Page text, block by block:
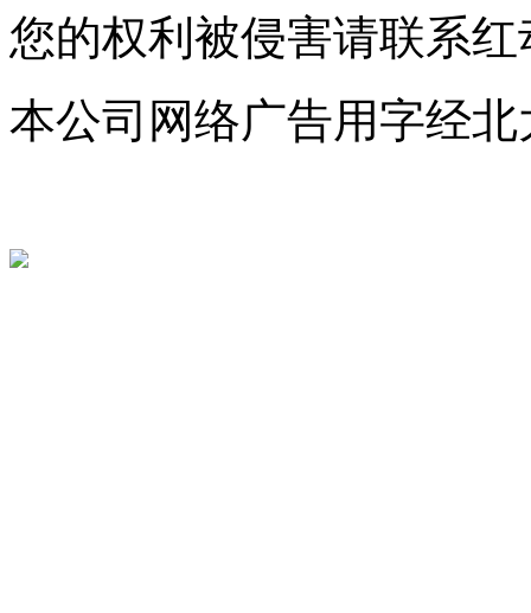
您的权利被侵害请联系红
本公司网络广告用字经